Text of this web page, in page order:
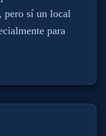
pero sí un local
para